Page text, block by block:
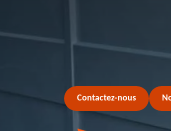
Contactez-nous